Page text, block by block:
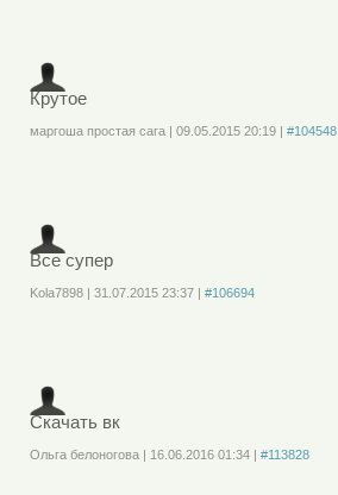
Крутое
маргоша простая сага| 09.05.2015 20:19| #104548
Все супер
Kola7898| 31.07.2015 23:37| #106694
Скачать вк
Ольга белоногова| 16.06.2016 01:34| #113828